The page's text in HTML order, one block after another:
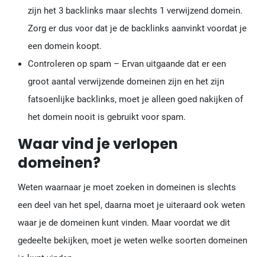
zijn het 3 backlinks maar slechts 1 verwijzend domein.
Zorg er dus voor dat je de backlinks aanvinkt voordat je
een domein koopt.
Controleren op spam – Ervan uitgaande dat er een
groot aantal verwijzende domeinen zijn en het zijn
fatsoenlijke backlinks, moet je alleen goed nakijken of
het domein nooit is gebruikt voor spam.
Waar vind je verlopen
domeinen?
Weten waarnaar je moet zoeken in domeinen is slechts
een deel van het spel, daarna moet je uiteraard ook weten
waar je de domeinen kunt vinden. Maar voordat we dit
gedeelte bekijken, moet je weten welke soorten domeinen